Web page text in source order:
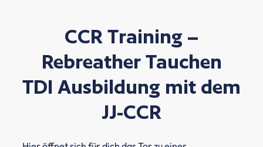
CCR Training –
Rebreather Tauchen
TDI Ausbildung mit dem
JJ-CCR